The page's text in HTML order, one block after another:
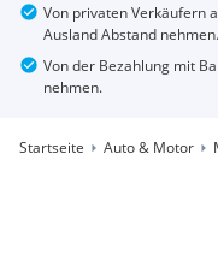
Von privaten Verkäufern
Ausland Abstand nehmen.
Von der Bezahlung mit
nehmen.
Startseite Auto & Motor